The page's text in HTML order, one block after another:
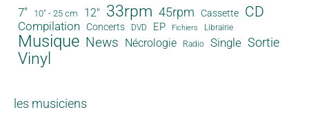
7" 10" - 25 cm 12" 33rpm 45rpm Cassette CD
Compilation Concerts DVD EP Fichiers Librairie
Musique News Nécrologie Radio Single Sortie
Vinyl
les musiciens